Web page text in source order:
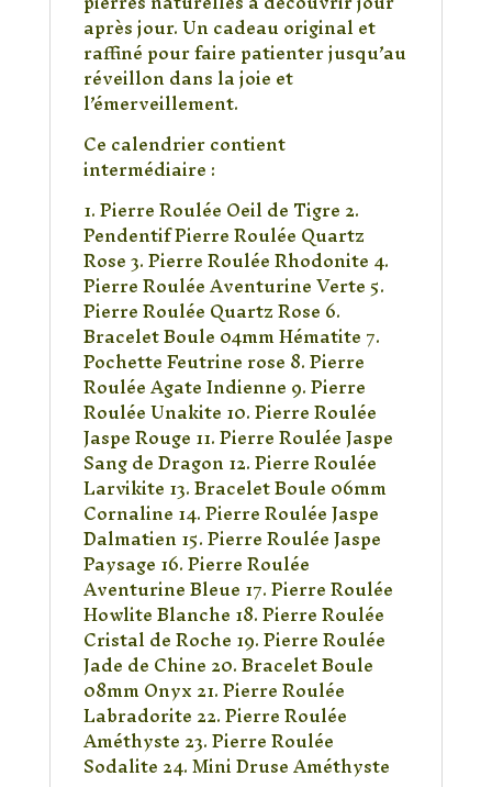
après jour. Un cadeau original et
raffiné pour faire patienter jusqu’au
réveillon dans la joie et
l’émerveillement.
Ce calendrier contient
intermédiaire :
1. Pierre Roulée Oeil de Tigre 2.
Pendentif Pierre Roulée Quartz
Rose 3. Pierre Roulée Rhodonite 4.
Pierre Roulée Aventurine Verte 5.
Pierre Roulée Quartz Rose 6.
Bracelet Boule 04mm Hématite 7.
Pochette Feutrine rose 8. Pierre
Roulée Agate Indienne 9. Pierre
Roulée Unakite 10. Pierre Roulée
Jaspe Rouge 11. Pierre Roulée Jaspe
Sang de Dragon 12. Pierre Roulée
Larvikite 13. Bracelet Boule 06mm
Cornaline 14. Pierre Roulée Jaspe
Dalmatien 15. Pierre Roulée Jaspe
Paysage 16. Pierre Roulée
Aventurine Bleue 17. Pierre Roulée
Howlite Blanche 18. Pierre Roulée
Cristal de Roche 19. Pierre Roulée
Jade de Chine 20. Bracelet Boule
08mm Onyx 21. Pierre Roulée
Labradorite 22. Pierre Roulée
Améthyste 23. Pierre Roulée
Sodalite 24. Mini Druse Améthyste